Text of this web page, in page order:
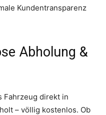
Kundentransparenz
Abholung &
Fahrzeug direkt in
– völlig kostenlos. Ob